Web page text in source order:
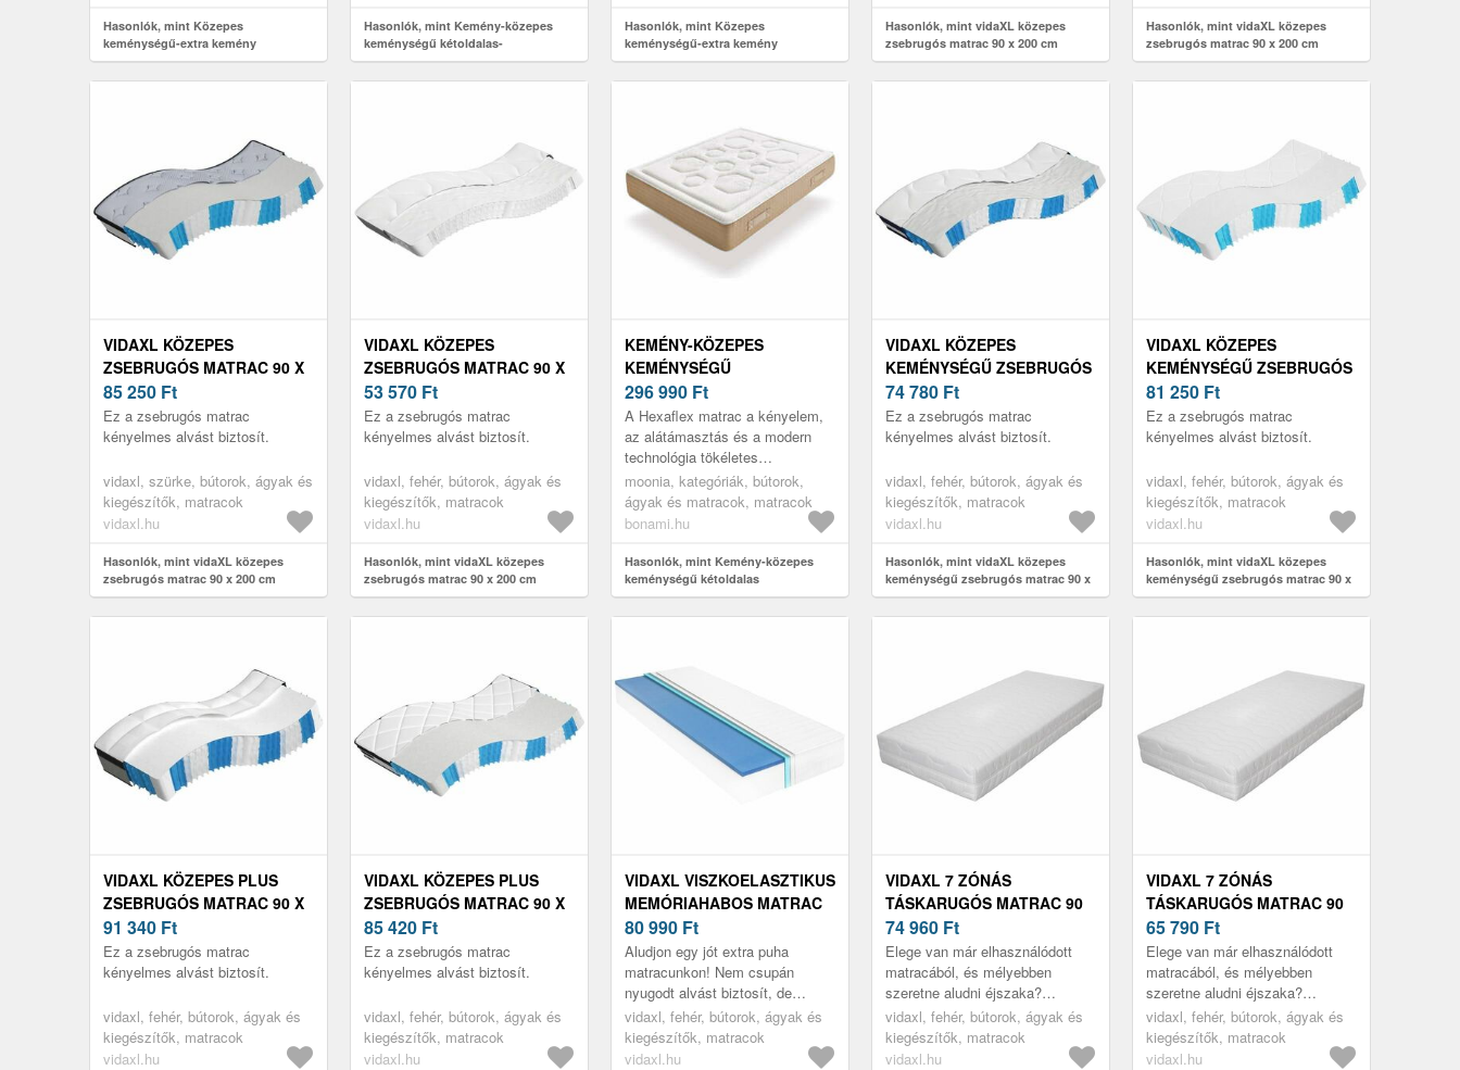
Hasonlók, mint Közepes
keménységű-extra kemény
kétoldalas hab matrac 200x200 cm
Bamboo Eco Fresh – Moonia
Hasonlók, mint Kemény-közepes
keménységű kétoldalas-
hőszabályozó hab matrac 180x200
cm Naturcare Aloe Vera – Moonia
Hasonlók, mint Közepes
keménységű-extra kemény
kétoldalas hab matrac 90x200 cm
Premium Black Multizone – Moonia
Hasonlók, mint vidaXL közepes
zsebrugós matrac 90 x 200 cm
Hasonlók, mint vidaXL közepes
zsebrugós matrac 90 x 200 cm
VIDAXL KÖZEPES
ZSEBRUGÓS MATRAC 90 X
200 CM
85 250 Ft
Ez a zsebrugós matrac
kényelmes alvást biztosít.
vidaxl, szürke, bútorok, ágyak és
kiegészítők, matracok
vidaxl.hu
Hasonlók, mint vidaXL közepes
zsebrugós matrac 90 x 200 cm
VIDAXL KÖZEPES
ZSEBRUGÓS MATRAC 90 X
200 CM
53 570 Ft
Ez a zsebrugós matrac
kényelmes alvást biztosít.
vidaxl, fehér, bútorok, ágyak és
kiegészítők, matracok
vidaxl.hu
Hasonlók, mint vidaXL közepes
zsebrugós matrac 90 x 200 cm
KEMÉNY-KÖZEPES
KEMÉNYSÉGŰ
KÉTOLDALAS
HŐSZABÁLYOZÓ RUGÓS
MATRAC 160X200 CM
HEXAFLEX BAGGED
SPRINGS GEL – MOONIA
296 990 Ft
A Hexaflex matrac a kényelem,
az alátámasztás és a modern
technológia tökéletes
kombinációját nyújtja. A külön-
külön kis táskákba elhelyezett
rugók...
moonia, kategóriák, bútorok,
ágyak és matracok, matracok
bonami.hu
Hasonlók, mint Kemény-közepes
keménységű kétoldalas
hőszabályozó rugós matrac 160x200
cm Hexaflex Bagged Springs Gel –
VIDAXL KÖZEPES
KEMÉNYSÉGŰ ZSEBRUGÓS
MATRAC 90 X 200 CM
74 780 Ft
Ez a zsebrugós matrac
kényelmes alvást biztosít.
vidaxl, fehér, bútorok, ágyak és
kiegészítők, matracok
vidaxl.hu
Hasonlók, mint vidaXL közepes
keménységű zsebrugós matrac 90 x
200 cm
VIDAXL KÖZEPES
KEMÉNYSÉGŰ ZSEBRUGÓS
MATRAC 90 X 200 CM
81 250 Ft
Ez a zsebrugós matrac
kényelmes alvást biztosít.
vidaxl, fehér, bútorok, ágyak és
kiegészítők, matracok
vidaxl.hu
Hasonlók, mint vidaXL közepes
keménységű zsebrugós matrac 90 x
200 cm
VIDAXL KÖZEPES PLUS
ZSEBRUGÓS MATRAC 90 X
200 CM
91 340 Ft
Ez a zsebrugós matrac
kényelmes alvást biztosít.
vidaxl, fehér, bútorok, ágyak és
kiegészítők, matracok
vidaxl.hu
VIDAXL KÖZEPES PLUS
ZSEBRUGÓS MATRAC 90 X
200 CM
85 420 Ft
Ez a zsebrugós matrac
kényelmes alvást biztosít.
vidaxl, fehér, bútorok, ágyak és
kiegészítők, matracok
vidaxl.hu
VIDAXL VISZKOELASZTIKUS
MEMÓRIAHABOS MATRAC
90 X 200 CM 18 CM
80 990 Ft
Aludjon egy jót extra puha
matracunkon! Nem csupán
nyugodt alvást biztosít, de
gerince egészségét is megóvja.
vidaxl, fehér, bútorok, ágyak és
kiegészítők, matracok
vidaxl.hu
VIDAXL 7 ZÓNÁS
TÁSKARUGÓS MATRAC 90
X 200 CM 20 CM H3
74 960 Ft
Elege van már elhasználódott
matracából, és mélyebben
szeretne aludni éjszaka?
Pihenjen egy jót 7 zónás, H3-as
keménységű táskarugós
matracunkon! N...
vidaxl, fehér, bútorok, ágyak és
kiegészítők, matracok
vidaxl.hu
VIDAXL 7 ZÓNÁS
TÁSKARUGÓS MATRAC 90
X 200 CM 20 CM H2
65 790 Ft
Elege van már elhasználódott
matracából, és mélyebben
szeretne aludni éjszaka?
Pihenjen egy jót 7 zónás, H2-es
keménységű táskarugós
matracunkon! N...
vidaxl, fehér, bútorok, ágyak és
kiegészítők, matracok
vidaxl.hu